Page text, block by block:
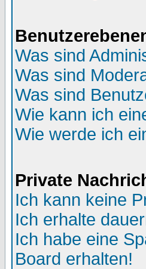
Was sind
Was sind
Was sind
Wie kann ich
Wie werde ich
Private
Ich kann keine
Ich erhalte
Ich habe eine
Board erhalten!